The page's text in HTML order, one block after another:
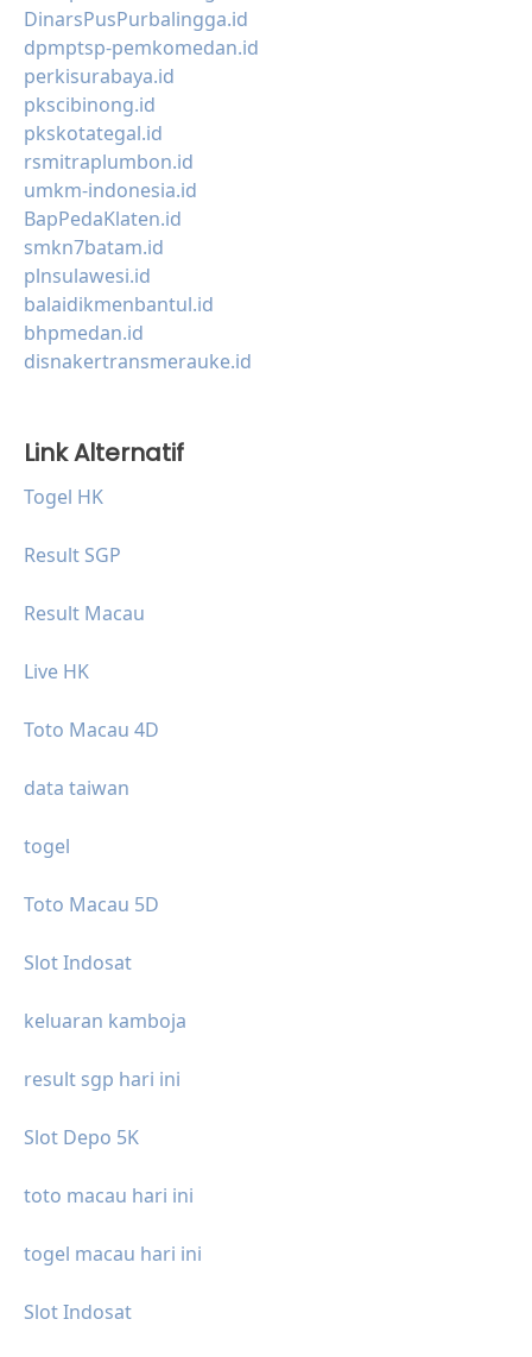
DinarsPusPurbalingga.id
dpmptsp-pemkomedan.id
perkisurabaya.id
pkscibinong.id
pkskotategal.id
rsmitraplumbon.id
umkm-indonesia.id
BapPedaKlaten.id
smkn7batam.id
plnsulawesi.id
balaidikmenbantul.id
bhpmedan.id
disnakertransmerauke.id
Link Alternatif
Togel HK
Result SGP
Result Macau
Live HK
Toto Macau 4D
data taiwan
togel
Toto Macau 5D
Slot Indosat
keluaran kamboja
result sgp hari ini
Slot Depo 5K
toto macau hari ini
togel macau hari ini
Slot Indosat